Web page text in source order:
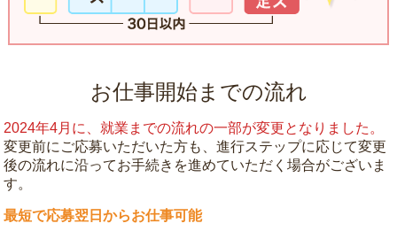
お仕事開始までの流れ
2024年4月に、就業までの流れの一部が変更となりました。
変更前にご応募いただいた方も、進行ステップに応じて変更
後の流れに沿ってお手続きを進めていただく場合がございま
す。
最短で応募翌日からお仕事可能